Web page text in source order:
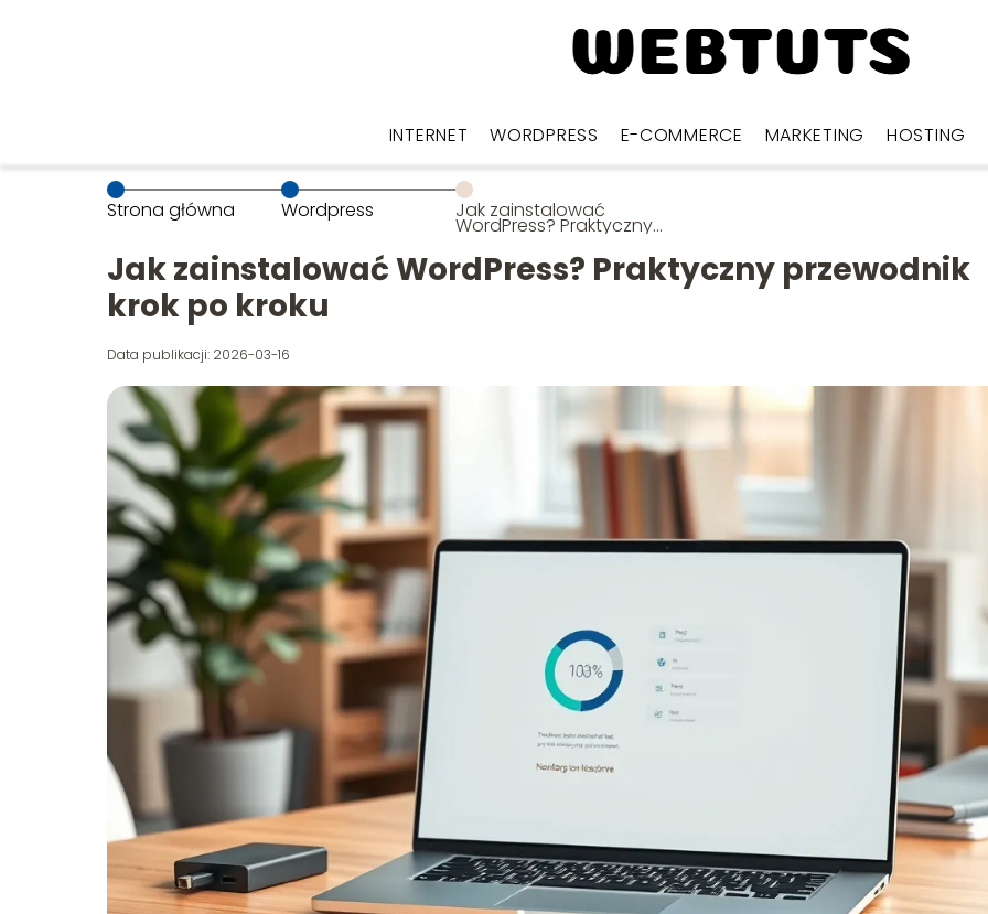
INTERNET WORDPRESS E-COMMERCE MARKETING HOSTING
Strona główna Wordpress Jak zainstalować
WordPress? Praktyczny
przewodnik krok po
kroku
Jak zainstalować WordPress? Praktyczny przewodnik
krok po kroku
Data publikacji: 2026-03-16